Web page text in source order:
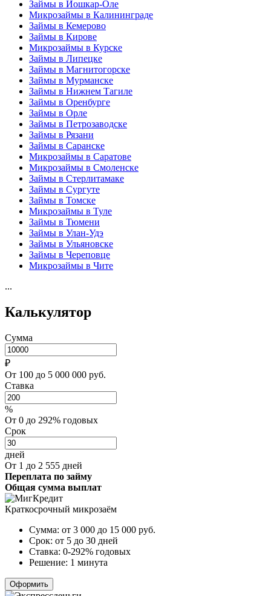
Займы в Йошкар-Оле
Микрозаймы в Калининграде
Займы в Кемерово
Займы в Кирове
Микрозаймы в Курске
Займы в Липецке
Займы в Магнитогорске
Займы в Мурманске
Займы в Нижнем Тагиле
Займы в Оренбурге
Займы в Орле
Займы в Петрозаводске
Займы в Рязани
Займы в Саранске
Микрозаймы в Саратове
Микрозаймы в Смоленске
Займы в Стерлитамаке
Займы в Сургуте
Займы в Томске
Микрозаймы в Туле
Займы в Тюмени
Займы в Улан-Удэ
Займы в Ульяновске
Займы в Череповце
Микрозаймы в Чите
...
Калькулятор
Сумма
₽
От 100 до 5 000 000 руб.
Ставка
%
От 0 до 292% годовых
Срок
дней
От 1 до 2 555 дней
Переплата по займу
Общая сумма выплат
Краткосрочный микрозаём
Сумма: от 3 000 до 15 000 руб.
Срок: от 5 до 30 дней
Ставка: 0-292% годовых
Решение: 1 минута
Оформить